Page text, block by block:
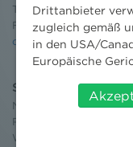
T:
+43 1 513 21 24-0
F: +43 1 513 21 24-300
office@nhp.eu
Salzburg
Niederhuber & Partner
Rechtsanwälte GmbH
Wilhelm-Spazier-Straße
Drittanbieter
zugleich gemäß
in den USA/
Europäische
insbesondere
Behörden, zu